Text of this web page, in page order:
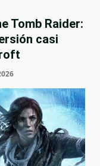
Tomb Raider:
casi